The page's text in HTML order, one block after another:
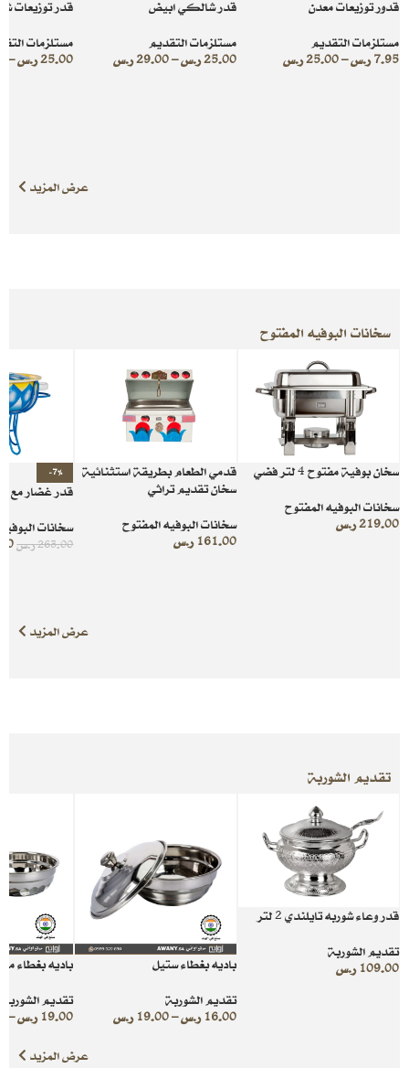
قدور توزيعات معدن
مستلزمات التقديم
7.95ر.س–
25.00ر.س
قدر شالكي ابيض
مستلزمات التقديم
25.00ر.س–
29.00ر.س
قدر توزيعات
مستلزمات
25.00ر.س–
عرض المزيد
سخانات البوفيه المفتوح
سخان بوفية مفتوح 4 لتر فضي
سخانات البوفيه المفتوح
219.00ر.س
قدمي الطعام بطريقة استثنائية
سخان تقديم تراثي
سخانات البوفيه المفتوح
161.00 ر.س
-7%
قدر غضار مع
سخانات
263.00ر.س
عرض المزيد
تقديم الشوربة
قدر وعاء شوربه تايلندي 2 لتر
تقديم الشوربة
109.00 ر.س
باديه بغطاء ستيل
تقديم الشوربة
16.00 ر.س–
19.00 ر.س
باديه بغطاء
تقديم الشوربة
19.00 ر.س–
عرض المزيد